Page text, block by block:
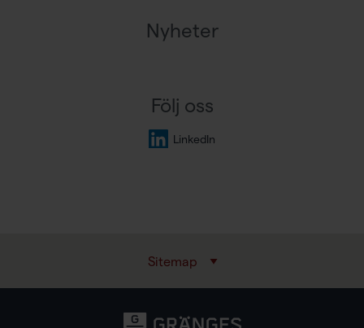
Nyheter
Följ oss
LinkedIn
Sitemap